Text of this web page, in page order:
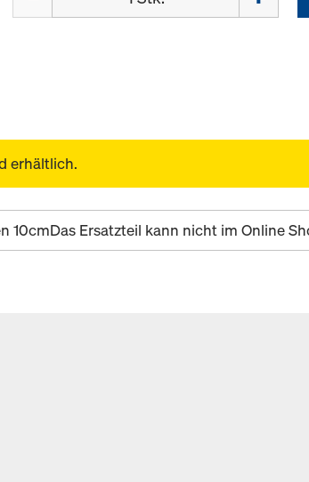
erhältlich.
10cmDas Ersatzteil kann nicht im Online